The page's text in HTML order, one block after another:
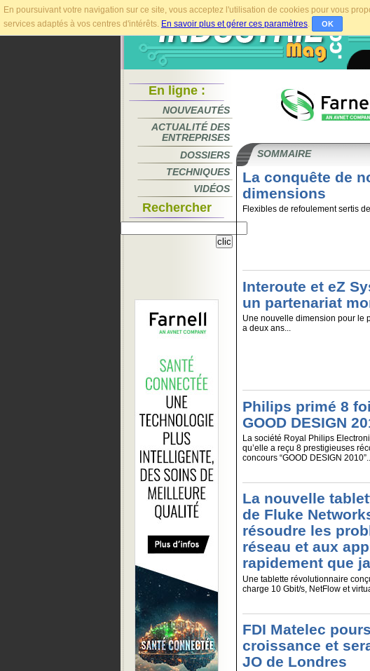
En poursuivant votre navigation sur ce site, vous acceptez l'utilisation de cookies pour vous
services adaptés à vos centres d'intérêts. En savoir plus et gérer ces paramètres. OK
En ligne :
NOUVEAUTÉS
ACTUALITÉ DES
ENTREPRISES
DOSSIERS
TECHNIQUES
VIDÉOS
Rechercher
SOMMAIRE
La conquête de
dimensions
Flexibles de refoulement sertis
Interoute et eZ
un partenariat
Une nouvelle dimension pour le
a deux ans...
Philips primé 8
GOOD DESIGN
La société Royal Philips
qu’elle a reçu 8 prestigieuses
concours “GOOD DESIGN
La nouvelle
de Fluke
résoudre les
réseau et aux
rapidement que
Une tablette révolutionnaire
charge 10 Gbit/s, NetFlow et
FDI Matelec
croissance et
JO de Londres